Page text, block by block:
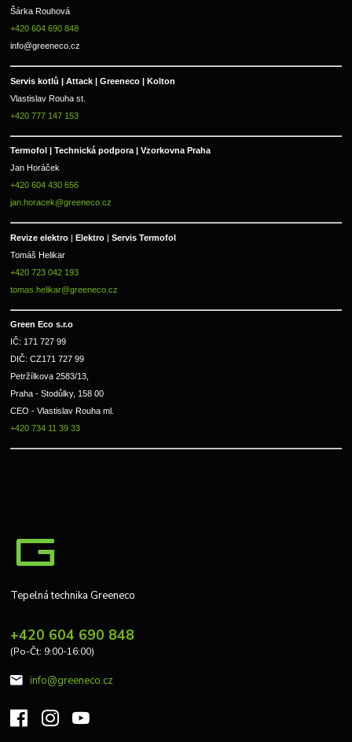
Šárka Rouhová
+420 604 690 848
info@greeneco.cz
Servis kotlů | Attack | Greeneco | Kolton
Vlastislav Rouha st.
+420 777 147 153
Termofol | Technická podpora | Vzorkovna Praha
Jan Horáček
+420 604 430 656
jan.horacek@greeneco.cz
Revize elektro | Elektro | Servis Termofol
Tomáš Helikar
+420 723 042 193
tomas.helikar@greeneco.cz
Green Eco s.r.o
IČ: 171 727 99
DIČ: CZ171 727 99
Petržílkova 2583/13,
Praha - Stodůlky, 158 00
CEO - Vlastislav Rouha ml.
+420 734 11 39 33
Tepelná technika Greeneco
+420 604 690 848
(Po-Čt: 9:00-16:00)
info@greeneco.cz